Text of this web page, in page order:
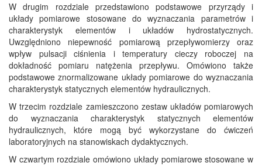
W drugim rozdziale przedstawiono podstawowe przyrządy i
układy pomiarowe stosowane do wyznaczania parametrów i
charakterystyk elementów i układów hydrostatycznych.
Uwzględniono niepewność pomiarową przepływomierzy oraz
wpływ pulsacji ciśnienia i temperatury cieczy roboczej na
dokładność pomiaru natężenia przepływu. Omówiono także
podstawowe znormalizowane układy pomiarowe do wyznaczania
charakterystyk statycznych elementów hydraulicznych.
W trzecim rozdziale zamieszczono zestaw układów pomiarowych
do wyznaczania charakterystyk statycznych elementów
hydraulicznych, które mogą być wykorzystane do ćwiczeń
laboratoryjnych na stanowiskach dydaktycznych.
W czwartym rozdziale omówiono układy pomiarowe stosowane w